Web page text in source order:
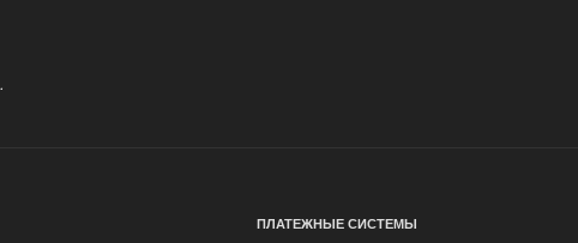
.
ПЛАТЕЖНЫЕ СИСТЕМЫ